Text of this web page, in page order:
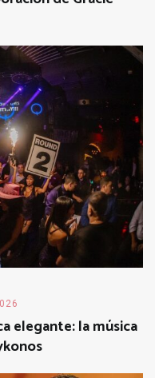
elegante: la música